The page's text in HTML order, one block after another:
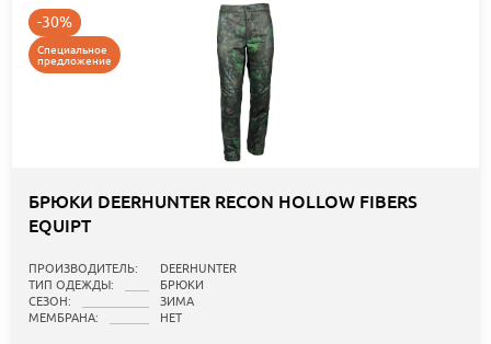
-30%
Специальное
предложение
БРЮКИ DEERHUNTER RECON HOLLOW FIBERS
EQUIPT
ПРОИЗВОДИТЕЛЬ:
DEERHUNTER
ТИП ОДЕЖДЫ:
БРЮКИ
СЕЗОН:
ЗИМА
МЕМБРАНА:
НЕТ